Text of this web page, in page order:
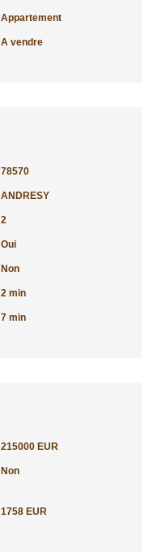
Appartement
A vendre
78570
ANDRESY
2
Oui
Non
2 min
7 min
215000 EUR
Non
1758 EUR